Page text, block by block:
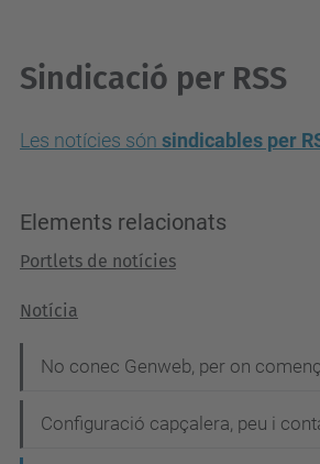
Sindicació per RSS
Les notícies són sindicables per
Elements relacionats
Portlets de notícies
Notícia
a
v
No conec Genweb, per on
Configuració capçalera, peu i